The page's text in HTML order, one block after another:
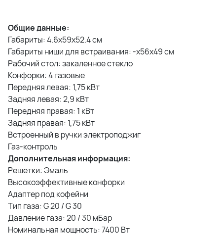
Общие данные:
Габариты: 4.6x59x52.4 см
Габариты ниши для встраивания: -х56х49 см
Рабочий стол: закаленное стекло
Конфорки: 4 газовые
Передняя левая: 1,75 кВт
Задняя левая: 2,9 кВт
Передняя правая: 1 кВт
Задняя правая: 1,75 кВт
Встроенный в ручки электроподжиг
Газ-контроль
Дополнительная информация:
Решетки: Эмаль
Высокоэффективные конфорки
Адаптер под кофейни
Тип газа: G 20 / G 30
Давление газа: 20 / 30 мБар
Номинальная мощность: 7400 Вт